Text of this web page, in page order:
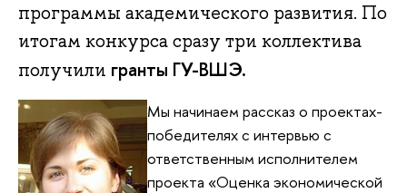
программы академического развития. По
итогам конкурса сразу три коллектива
получили гранты ГУ-ВШЭ.
Мы начинаем рассказ о проектах-
победителях с интервью с
ответственным исполнителем
проекта «Оценка экономической